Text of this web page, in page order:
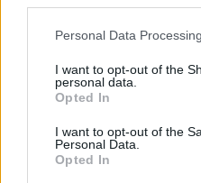
Please note that this website/
not limited to your visit or
grant or deny consent to
use your data for below
consent section.
Personal Data
I want to opt-out of the
personal data.
Opted In
I want to opt-out of the
Personal Data.
Opted In
A 2023-as év békés
ember számára, aki a
állatövben. Az Ön
majom”, ha ezekben
1944, 1956, 1968, 1980,
A kínai horoszkóp
születettek túl sok